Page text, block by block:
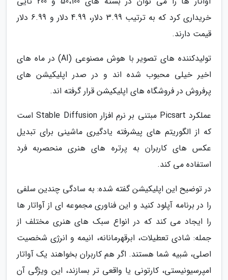
خریداری کرد که به ترتیب 3.99 دلار، 4.99 دلار و 6.99 دلار
قیمت دارند.
تولیدکننده های تصویر با هوش مصنوعی (AI) در ماه های
اخیر خیلی محبوب شده اند و در صدر اپلیکیشن های
پرفروش در فروشگاه های اپلیکیشن قرار گرفته اند.
عملکرد Picsart مبتنی بر نرم افزار Stable Diffusion است
که از الگوریتم های پیشرفته یادگیری ماشینی برای تبدیل
عکس های کاربران به پرتره های هنری منحصربه فرد
استفاده می کند.
در توضیح این اپلیکیشن گفته شده: به سادگی چندین سلفی
را در برنامه آپلود کنید و این فناوری مجموعه ای از آواتار ها
را ایجاد می کند که در انواع سبک های هنری مختلف از
جمله: شادی تعطیلات، ابرقهرمانانه، انیمه و انرژی شخصیت
اصلی، شبیه شما هستند. اگر هم کاربران بخواهند یک آواتار
امپرسیونیستی، کارتونی یا واقعی تر بسازند، این ویژگی آن